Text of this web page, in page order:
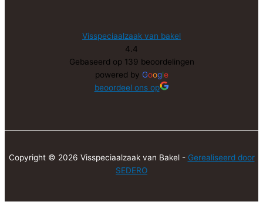
Visspeciaalzaak van bakel
4.4
Gebaseerd op 139 beoordelingen
powered by Google
beoordeel ons op
Copyright © 2026 Visspeciaalzaak van Bakel - Gerealiseerd door
SEDERO